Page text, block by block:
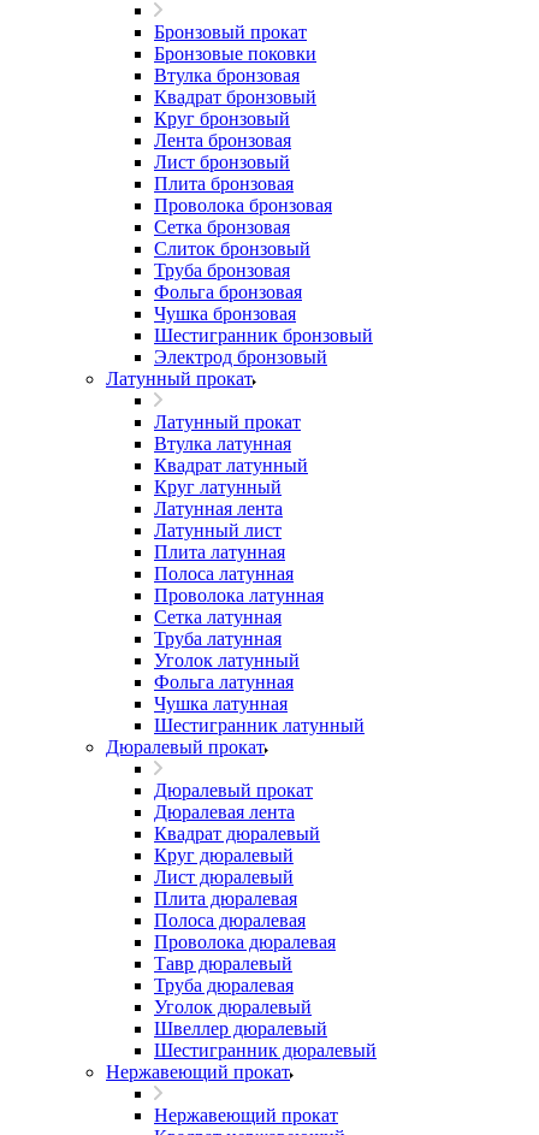
Бронзовый прокат
Бронзовые поковки
Втулка бронзовая
Квадрат бронзовый
Круг бронзовый
Лента бронзовая
Лист бронзовый
Плита бронзовая
Проволока бронзовая
Сетка бронзовая
Слиток бронзовый
Труба бронзовая
Фольга бронзовая
Чушка бронзовая
Шестигранник бронзовый
Электрод бронзовый
Латунный прокат
Латунный прокат
Втулка латунная
Квадрат латунный
Круг латунный
Латунная лента
Латунный лист
Плита латунная
Полоса латунная
Проволока латунная
Сетка латунная
Труба латунная
Уголок латунный
Фольга латунная
Чушка латунная
Шестигранник латунный
Дюралевый прокат
Дюралевый прокат
Дюралевая лента
Квадрат дюралевый
Круг дюралевый
Лист дюралевый
Плита дюралевая
Полоса дюралевая
Проволока дюралевая
Тавр дюралевый
Труба дюралевая
Уголок дюралевый
Швеллер дюралевый
Шестигранник дюралевый
Нержавеющий прокат
Нержавеющий прокат